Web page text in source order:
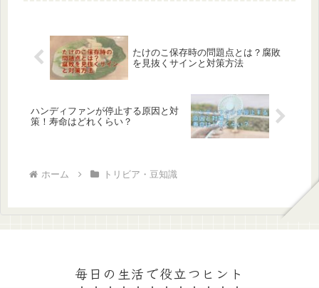
たけのこ保存時の問題点とは？腐敗
を見抜くサインと対策方法
ハンディファンが停止する原因と対
策！寿命はどれくらい？
ホーム トリビア・豆知識
毎日の生活で役立つヒント